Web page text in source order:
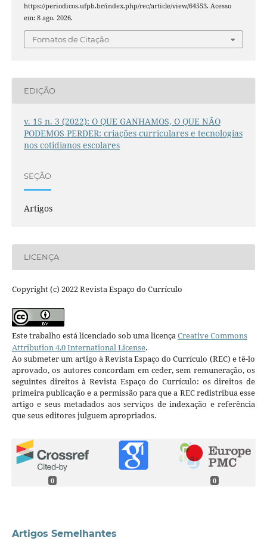
https://periodicos.ufpb.br/index.php/rec/article/view/64553. Acesso
em: 8 ago. 2026.
Fomatos de Citação
EDIÇÃO
v. 15 n. 3 (2022): O QUE GANHAMOS, O QUE NÃO
PODEMOS PERDER: criações curriculares e tecnologias
nos cotidianos escolares
SEÇÃO
Artigos
LICENÇA
Copyright (c) 2022 Revista Espaço do Currículo
Este trabalho está licenciado sob uma licençaCreative Commons
Attribution 4.0 International License.
Ao submeter um artigo à Revista Espaço do Currículo (REC) e tê-lo
aprovado, os autores concordam em ceder, sem remuneração, os
seguintes direitos à Revista Espaço do Currículo: os direitos de
primeira publicação e a permissão para que a REC redistribua esse
artigo e seus metadados aos serviços de indexação e referência
que seus editores julguem apropriados.
0 0
Artigos Semelhantes